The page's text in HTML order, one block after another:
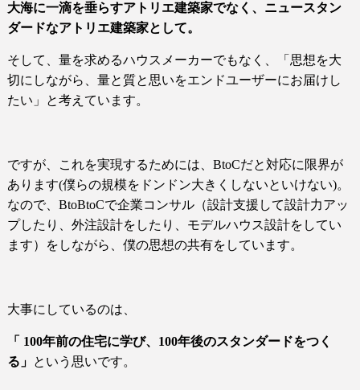
大海に一滴を垂らすアトリエ建築家でなく、ニュースタン
ダードなアトリエ建築家として。
そして、量を求めるハウスメーカーでもなく、「思想を大
切にしながら、量と質と思いをエンドユーザーにお届けし
たい」と考えています。
ですが、これを実現するためには、 BtoCだと対応に限界が
あります(僕らの規模をドンドン大きくしないといけない)。
なので、 BtoBtoCで企業コンサル（設計支援して設計力アッ
プしたり、外注設計をしたり、モデルハウス設計をしてい
ます）をしながら、僕の思想の共有をしています。
大事にしているのは、
「 100年前の住宅に学び、 100年後のスタンダードをつく
る」 という思いです。